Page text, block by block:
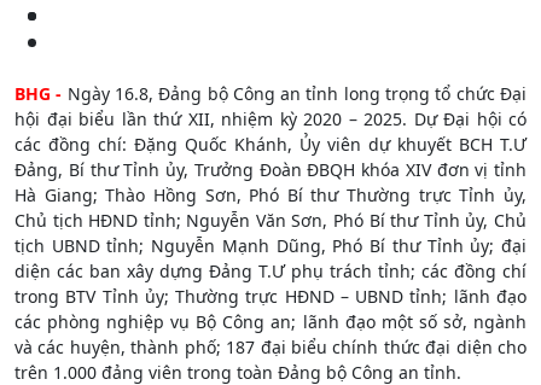
BHG - Ngày 16.8, Đảng bộ Công an tỉnh long trọng tổ chức Đại
hội đại biểu lần thứ XII, nhiệm kỳ 2020 – 2025. Dự Đại hội có
các đồng chí: Đặng Quốc Khánh, Ủy viên dự khuyết BCH T.Ư
Đảng, Bí thư Tỉnh ủy, Trưởng Đoàn ĐBQH khóa XIV đơn vị tỉnh
Hà Giang; Thào Hồng Sơn, Phó Bí thư Thường trực Tỉnh ủy,
Chủ tịch HĐND tỉnh; Nguyễn Văn Sơn, Phó Bí thư Tỉnh ủy, Chủ
tịch UBND tỉnh; Nguyễn Mạnh Dũng, Phó Bí thư Tỉnh ủy; đại
diện các ban xây dựng Đảng T.Ư phụ trách tỉnh; các đồng chí
trong BTV Tỉnh ủy; Thường trực HĐND – UBND tỉnh; lãnh đạo
các phòng nghiệp vụ Bộ Công an; lãnh đạo một số sở, ngành
và các huyện, thành phố; 187 đại biểu chính thức đại diện cho
trên 1.000 đảng viên trong toàn Đảng bộ Công an tỉnh.